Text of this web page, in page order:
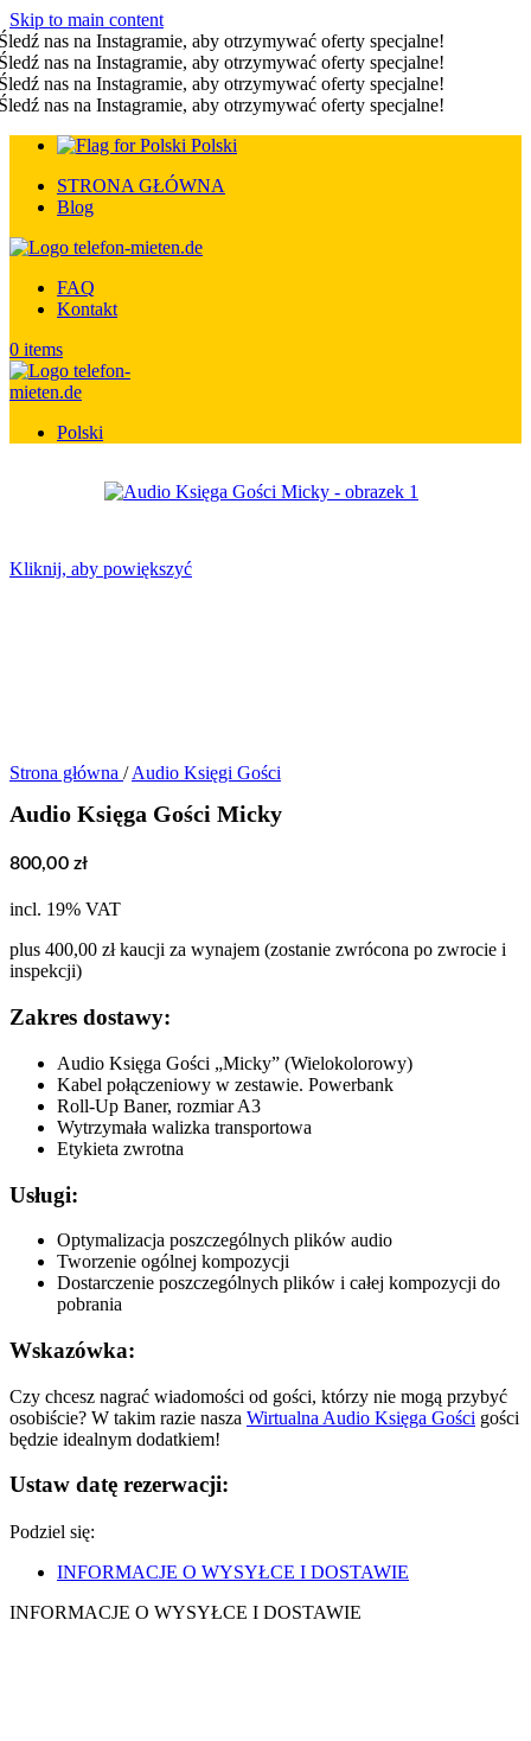
Skip to main content
nas na Instagramie, aby otrzymywać oferty specjalne!
nas na Instagramie, aby otrzymywać oferty specjalne!
nas na Instagramie, aby otrzymywać oferty specjalne!
nas na Instagramie, aby otrzymywać oferty specjalne!
Polski
STRONA GŁÓWNA
Blog
FAQ
Kontakt
0 items
Polski
Kliknij, aby powiększyć
Strona główna / Audio Księgi Gości
Audio Księga Gości Micky
800,00 zł
incl. 19% VAT
plus 400,00 zł kaucji za wynajem (zostanie zwrócona po zwrocie i
inspekcji)
Zakres dostawy:
Audio Księga Gości „Micky” (Wielokolorowy)
Kabel połączeniowy w zestawie. Powerbank
Roll-Up Baner, rozmiar A3
Wytrzymała walizka transportowa
Etykieta zwrotna
Usługi:
Optymalizacja poszczególnych plików audio
Tworzenie ogólnej kompozycji
Dostarczenie poszczególnych plików i całej kompozycji do
pobrania
Wskazówka:
Czy chcesz nagrać wiadomości od gości, którzy nie mogą przybyć
osobiście? W takim razie nasza Wirtualna Audio Księga Gości gości
będzie idealnym dodatkiem!
Ustaw datę rezerwacji:
Podziel się:
INFORMACJE O WYSYŁCE I DOSTAWIE
INFORMACJE O WYSYŁCE I DOSTAWIE